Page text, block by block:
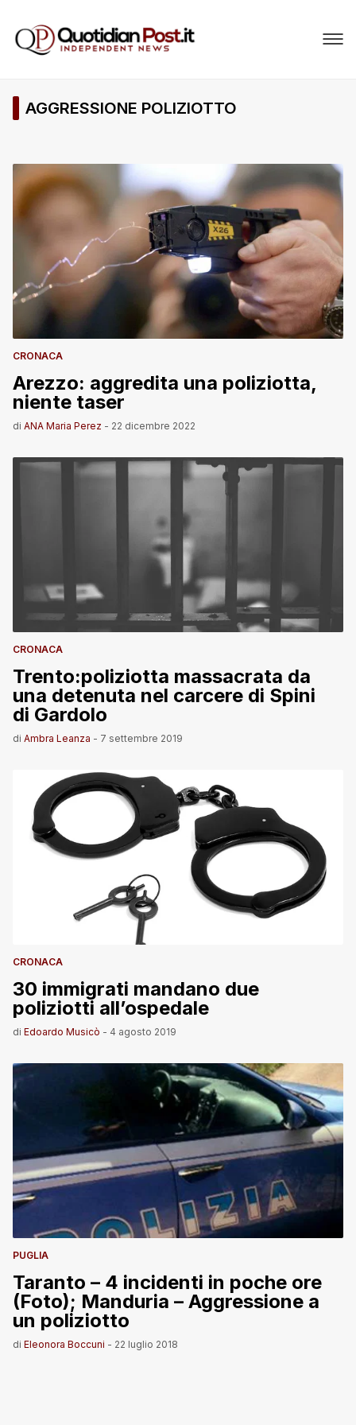
AGGRESSIONE POLIZIOTTO
CRONACA
Arezzo: aggredita una poliziotta,
niente taser
di ANA Maria Perez - 22 dicembre 2022
CRONACA
Trento:poliziotta massacrata da
una detenuta nel carcere di Spini
di Gardolo
di Ambra Leanza - 7 settembre 2019
CRONACA
30 immigrati mandano due
poliziotti all’ospedale
di Edoardo Musicò - 4 agosto 2019
PUGLIA
Taranto – 4 incidenti in poche ore
(Foto); Manduria – Aggressione a
un poliziotto
di Eleonora Boccuni - 22 luglio 2018